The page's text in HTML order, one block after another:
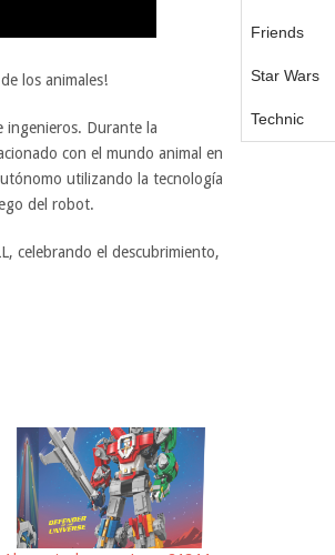
los animales!
ingenieros. Durante la
con el mundo animal en
utilizando la tecnología
del robot.
celebrando el descubrimiento,
Friends
Star Wars
Technic